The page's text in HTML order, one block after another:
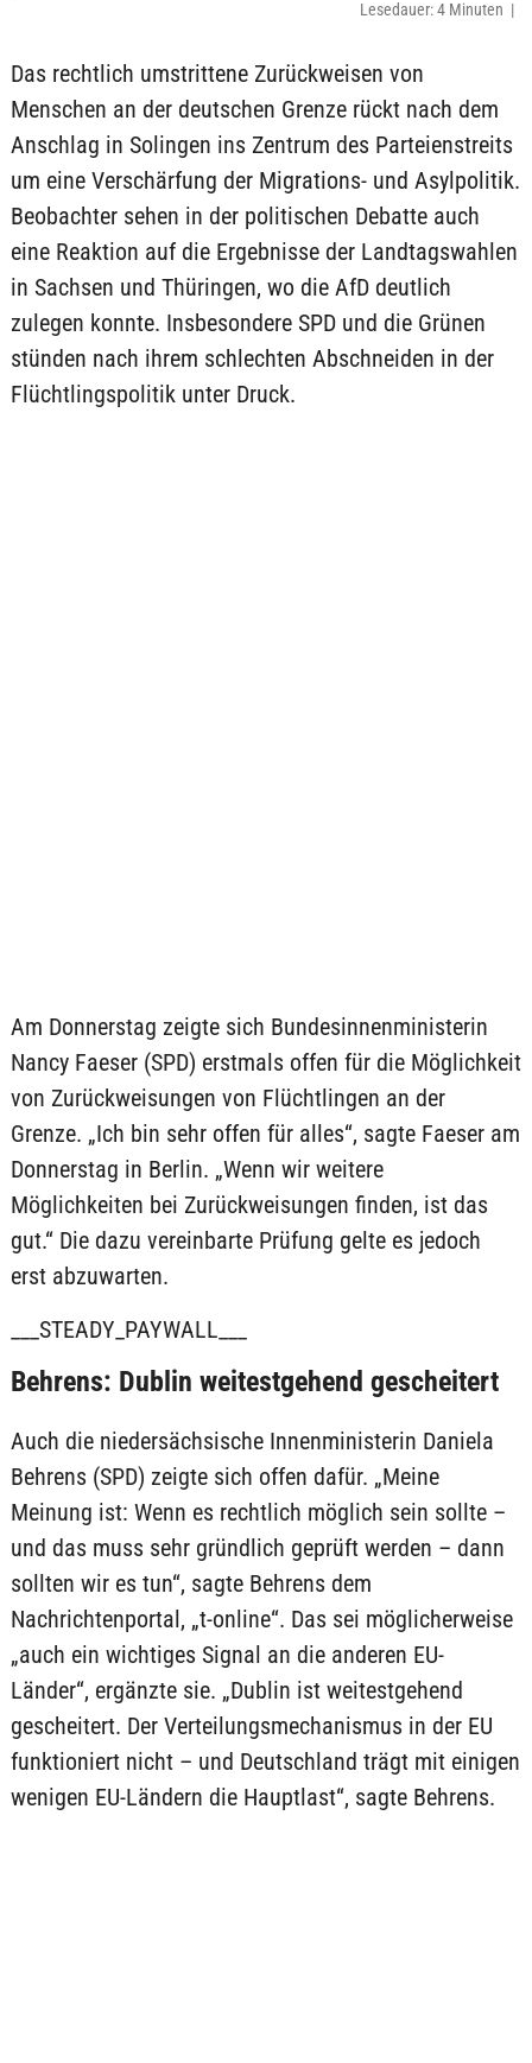
Lesedauer: 4 Minuten |
Das rechtlich umstrittene Zurückweisen von
Menschen an der deutschen Grenze rückt nach dem
Anschlag in Solingen ins Zentrum des Parteienstreits
um eine Verschärfung der Migrations- und Asylpolitik.
Beobachter sehen in der politischen Debatte auch
eine Reaktion auf die Ergebnisse der Landtagswahlen
in Sachsen und Thüringen, wo die AfD deutlich
zulegen konnte. Insbesondere SPD und die Grünen
stünden nach ihrem schlechten Abschneiden in der
Flüchtlingspolitik unter Druck.
Am Donnerstag zeigte sich Bundesinnenministerin
Nancy Faeser (SPD) erstmals offen für die Möglichkeit
von Zurückweisungen von Flüchtlingen an der
Grenze. „Ich bin sehr offen für alles“, sagte Faeser am
Donnerstag in Berlin. „Wenn wir weitere
Möglichkeiten bei Zurückweisungen finden, ist das
gut.“ Die dazu vereinbarte Prüfung gelte es jedoch
erst abzuwarten.
___STEADY_PAYWALL___
Behrens: Dublin weitestgehend gescheitert
Auch die niedersächsische Innenministerin Daniela
Behrens (SPD) zeigte sich offen dafür. „Meine
Meinung ist: Wenn es rechtlich möglich sein sollte –
und das muss sehr gründlich geprüft werden – dann
sollten wir es tun“, sagte Behrens dem
Nachrichtenportal, „t-online“. Das sei möglicherweise
„auch ein wichtiges Signal an die anderen EU-
Länder“, ergänzte sie. „Dublin ist weitestgehend
gescheitert. Der Verteilungsmechanismus in der EU
funktioniert nicht – und Deutschland trägt mit einigen
wenigen EU-Ländern die Hauptlast“, sagte Behrens.